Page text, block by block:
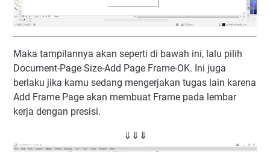
Maka tampilannya akan seperti di bawah ini, lalu pilih
Document-Page Size-Add Page Frame-OK. Ini juga
berlaku jika kamu sedang mengerjakan tugas lain karena
Add Frame Page akan membuat Frame pada lembar
kerja dengan presisi.
⇓⇓⇓